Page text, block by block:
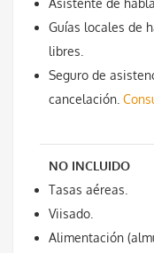
Asistente de
Guías locales de
libres.
Seguro de
cancelación.
NO INCLUIDO
Tasas aéreas.
Viisado.
Alimentación